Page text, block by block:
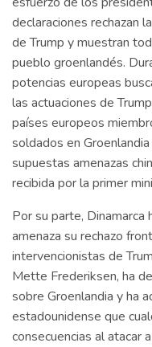
declaraciones rechazan
de Trump y muestran
pueblo groenlandés.
potencias europeas
las actuaciones de
países europeos
soldados en
supuestas amenazas
recibida por la primer
Por su parte,
amenaza su rechazo
intervencionistas de
Mette Frederiksen, ha
sobre Groenlandia y ha
estadounidense que
consecuencias al atacar